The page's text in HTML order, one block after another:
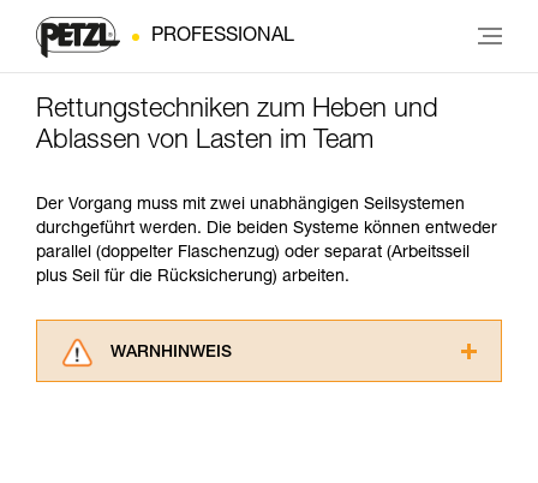
PROFESSIONAL
Rettungstechniken zum Heben und
Ablassen von Lasten im Team
Der Vorgang muss mit zwei unabhängigen Seilsystemen
durchgeführt werden. Die beiden Systeme können entweder
parallel (doppelter Flaschenzug) oder separat (Arbeitsseil
plus Seil für die Rücksicherung) arbeiten.
WARNHINWEIS